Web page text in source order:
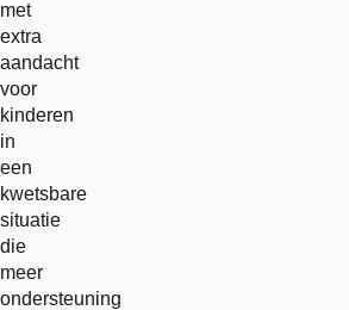
met
extra
aandacht
voor
kinderen
in
een
kwetsbare
situatie
die
meer
ondersteuning